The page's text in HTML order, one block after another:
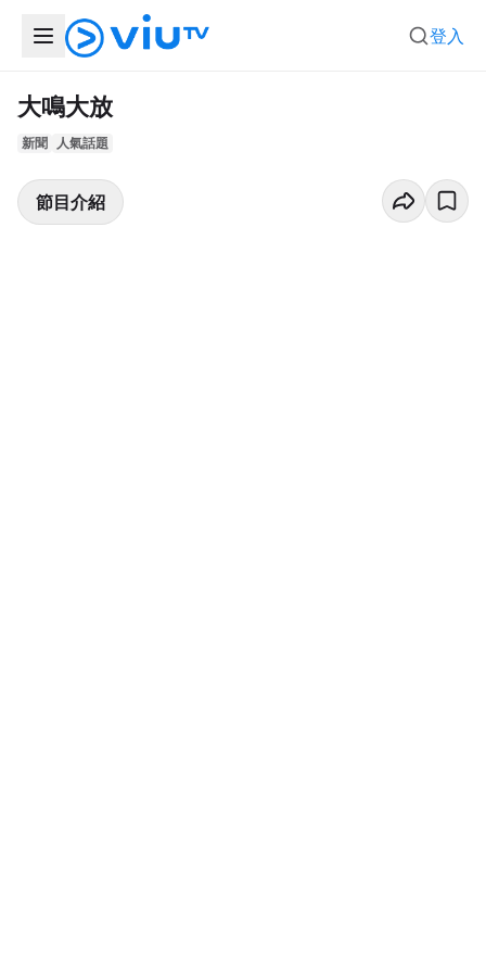
登入
大鳴大放
新聞 人氣話題
節目介紹